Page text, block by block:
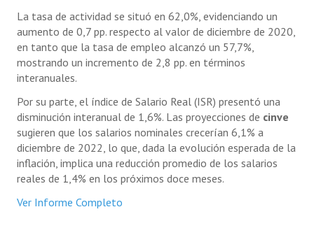
La tasa de actividad se situó en 62,0%, evidenciando un
aumento de 0,7 pp. respecto al valor de diciembre de 2020,
en tanto que la tasa de empleo alcanzó un 57,7%,
mostrando un incremento de 2,8 pp. en términos
interanuales.
Por su parte, el índice de Salario Real (ISR) presentó una
disminución interanual de 1,6%. Las proyecciones de cinve
sugieren que los salarios nominales crecerían 6,1% a
diciembre de 2022, lo que, dada la evolución esperada de la
inflación, implica una reducción promedio de los salarios
reales de 1,4% en los próximos doce meses.
Ver Informe Completo